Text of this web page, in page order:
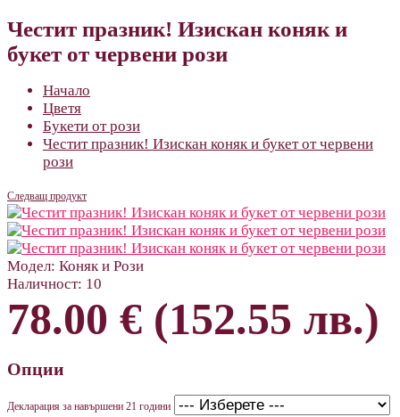
Честит празник! Изискан коняк и
букет от червени рози
Начало
Цветя
Букети от рози
Честит празник! Изискан коняк и букет от червени
рози
Следващ продукт
Модел: Коняк и Рози
Наличност: 10
78.00 € (152.55 лв.)
Опции
Декларация за навършени 21 години